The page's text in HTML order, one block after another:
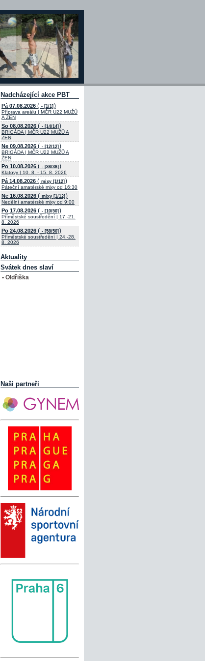
Nadcházející akce PBT
Pá 07.08.2026 ( - [1/1] )
Příprava areálu | MČR U22 MUŽŮ
A ŽEN
So 08.08.2026 ( - [14/14] )
BRIGÁDA | MČR U22 MUŽŮ A
ŽEN
Ne 09.08.2026 ( - [12/12] )
BRIGÁDA | MČR U22 MUŽŮ A
ŽEN
Po 10.08.2026 ( - [36/36] )
Klatovy | 10. 8. - 15. 8. 2026
Pá 14.08.2026 ( mixy [1/12] )
Páteční amatérské mixy od 16:30
Ne 16.08.2026 ( mixy [1/12] )
Nedělní amatérské mixy od 9:00
Po 17.08.2026 ( - [10/50] )
Příměstské soustředění | 17.-21.
8. 2026
Po 24.08.2026 ( - [58/50] )
Příměstské soustředění | 24.-28.
8. 2026
Aktuality
Svátek dnes slaví
• Oldřiška
Naši partneři